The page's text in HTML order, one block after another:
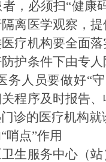
必须扫“健康
离医学观察，
疗机构要全面落
护条件下由专
人员要做好“
程序及时报告
诊的医疗机构就
点”作用
服务中心（站